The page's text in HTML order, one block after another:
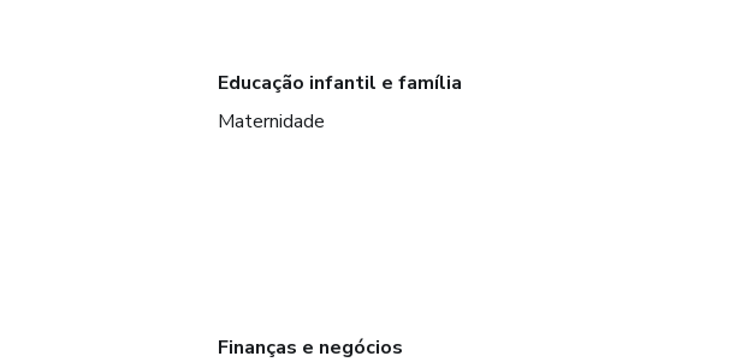
Educação infantil e família
Maternidade
Finanças e negócios